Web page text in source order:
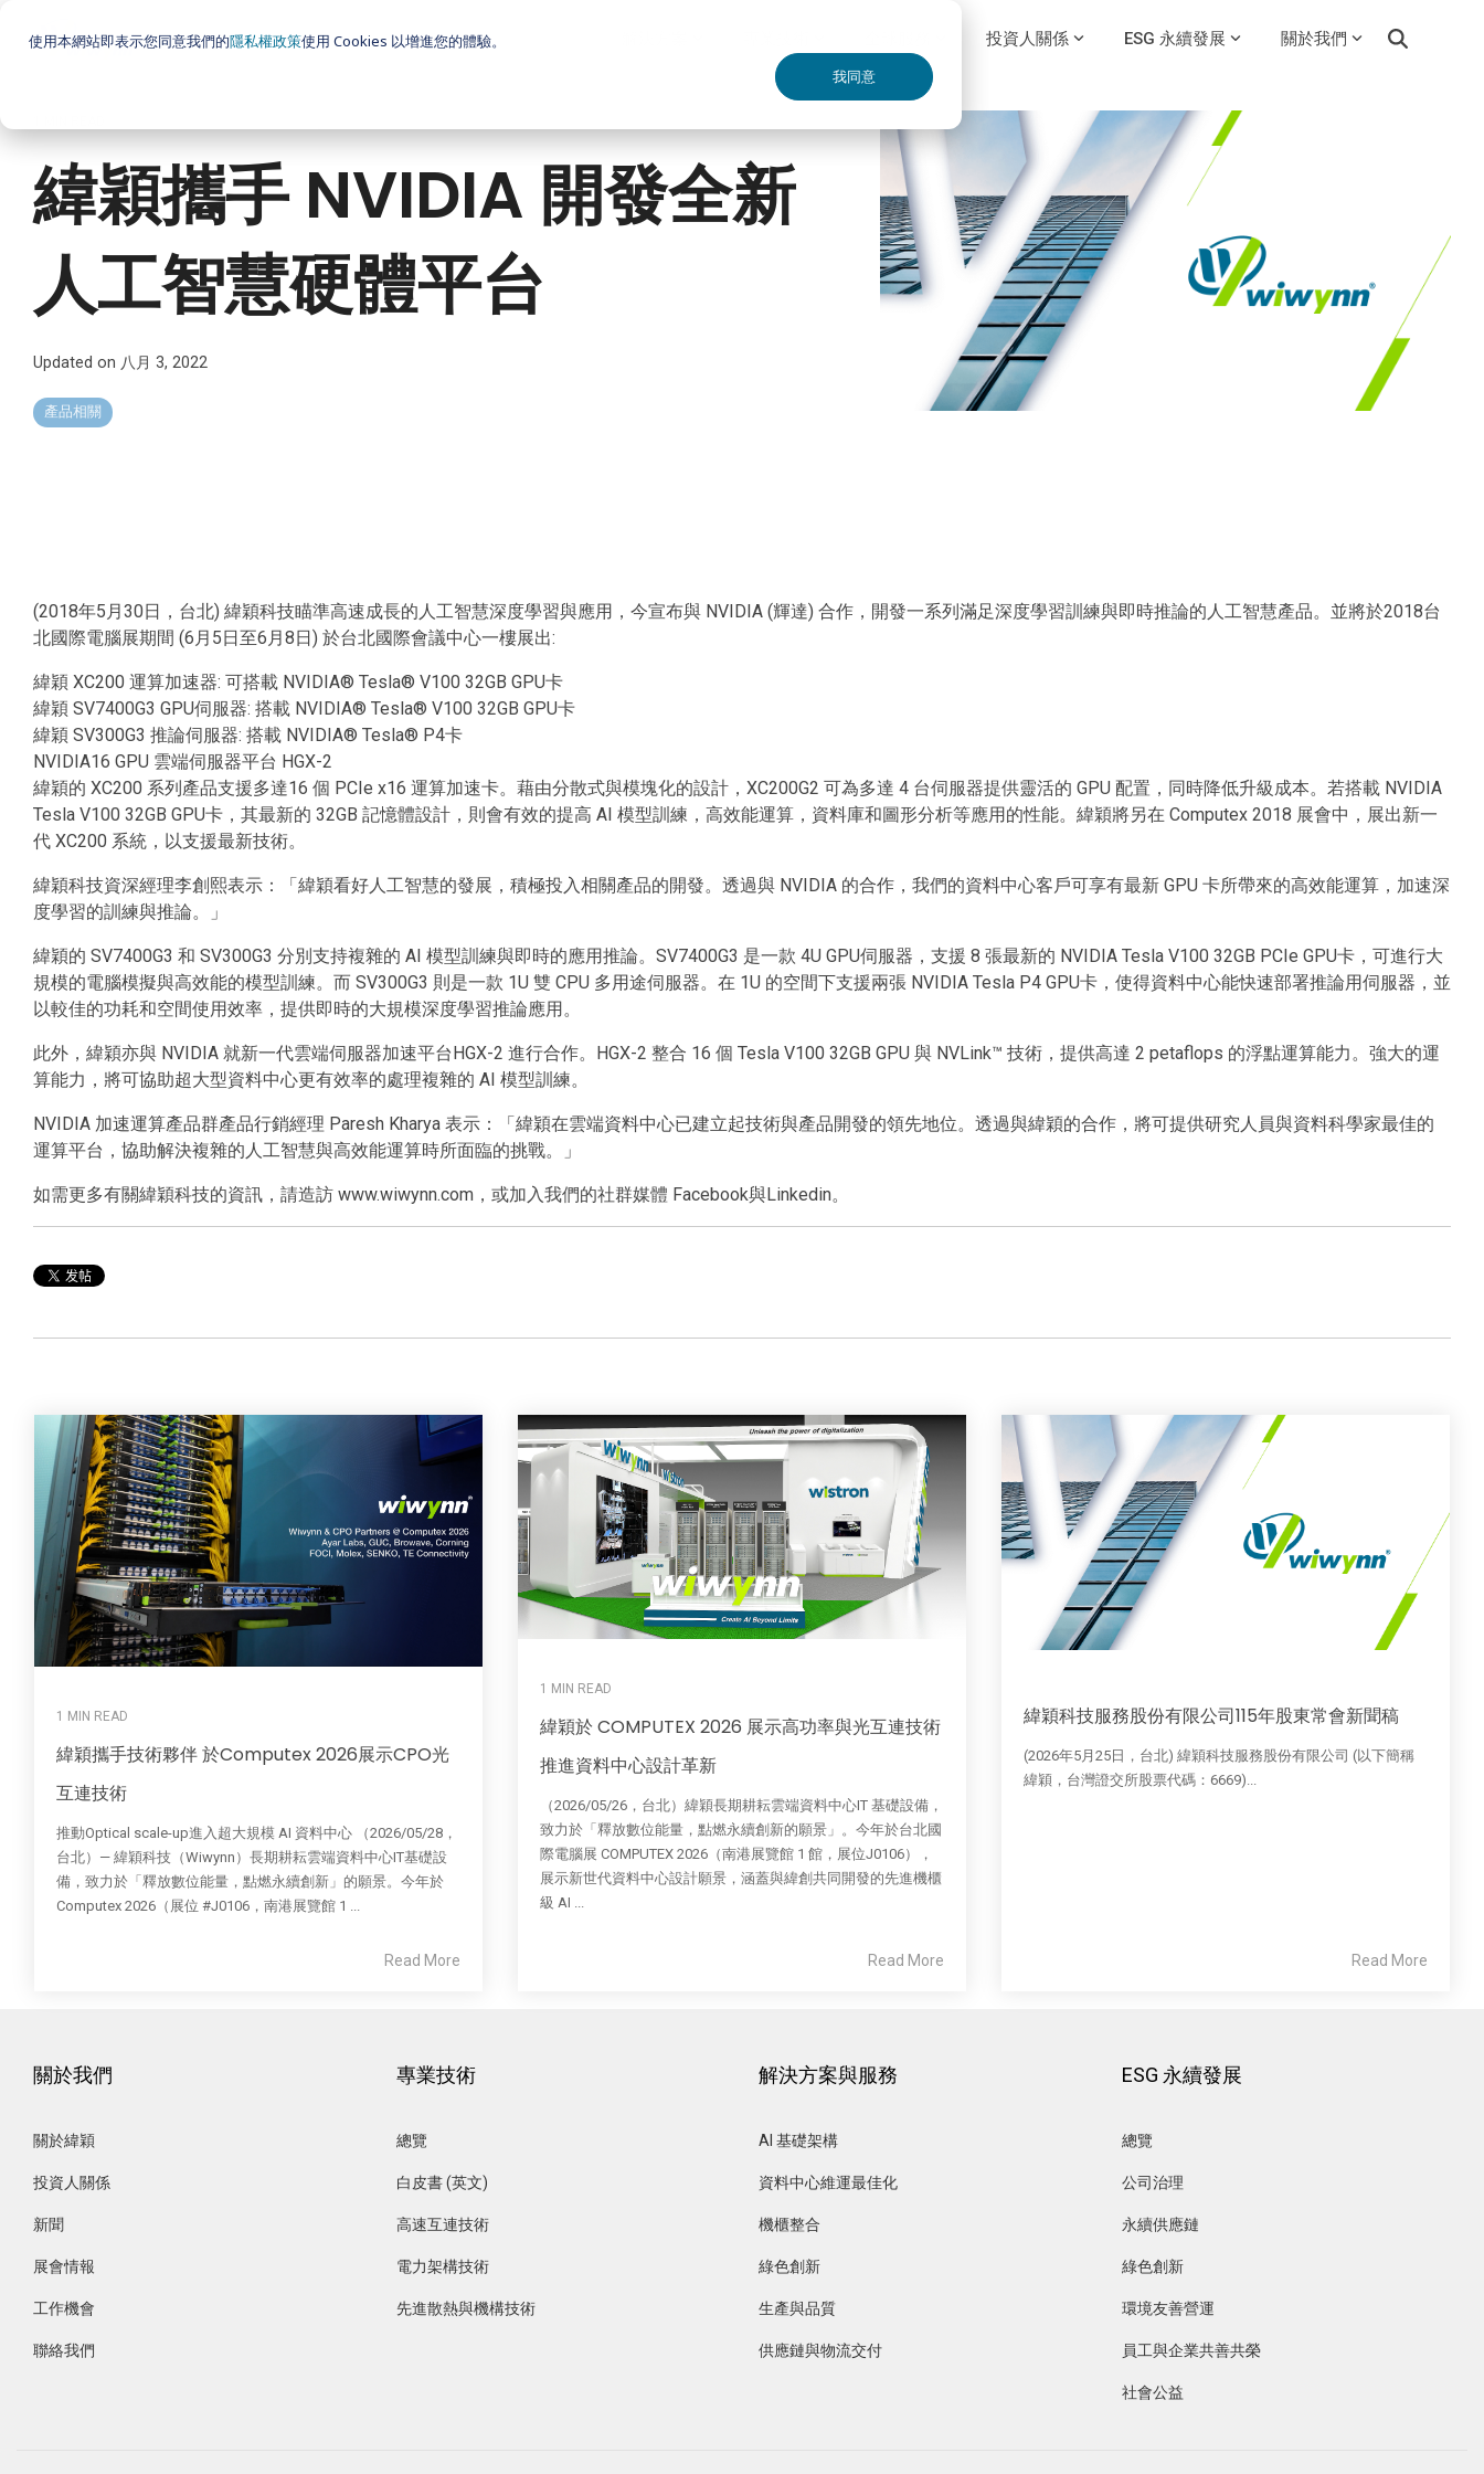
使用本網站即表示您同意我們的隱私權政策使用 Cookies 以增進您的體驗。
我同意
投資人關係 ESG 永續發展 關於我們
緯穎攜手 NVIDIA 開發全新
人工智慧硬體平台
Updated on 八月 3, 2022
產品相關
(2018年5月30日，台北) 緯穎科技瞄準高速成長的人工智慧深度學習與應用，今宣布與 NVIDIA (輝達) 合作，開發一系列滿足深度學習訓練與即時推論的人工智慧產品。並將於2018台
北國際電腦展期間 (6月5日至6月8日) 於台北國際會議中心一樓展出:
緯穎 XC200 運算加速器: 可搭載 NVIDIA® Tesla® V100 32GB GPU卡
緯穎 SV7400G3 GPU伺服器: 搭載 NVIDIA® Tesla® V100 32GB GPU卡
緯穎 SV300G3 推論伺服器: 搭載 NVIDIA® Tesla® P4卡
NVIDIA16 GPU 雲端伺服器平台 HGX-2
緯穎的 XC200 系列產品支援多達16 個 PCIe x16 運算加速卡。藉由分散式與模塊化的設計，XC200G2 可為多達 4 台伺服器提供靈活的 GPU 配置，同時降低升級成本。若搭載 NVIDIA
Tesla V100 32GB GPU卡，其最新的 32GB 記憶體設計，則會有效的提高 AI 模型訓練，高效能運算，資料庫和圖形分析等應用的性能。緯穎將另在 Computex 2018 展會中，展出新一
代 XC200 系統，以支援最新技術。
緯穎科技資深經理李創熙表示：「緯穎看好人工智慧的發展，積極投入相關產品的開發。透過與 NVIDIA 的合作，我們的資料中心客戶可享有最新 GPU 卡所帶來的高效能運算，加速深
度學習的訓練與推論。」
緯穎的 SV7400G3 和 SV300G3 分別支持複雜的 AI 模型訓練與即時的應用推論。SV7400G3 是一款 4U GPU伺服器，支援 8 張最新的 NVIDIA Tesla V100 32GB PCIe GPU卡，可進行大
規模的電腦模擬與高效能的模型訓練。而 SV300G3 則是一款 1U 雙 CPU 多用途伺服器。在 1U 的空間下支援兩張 NVIDIA Tesla P4 GPU卡，使得資料中心能快速部署推論用伺服器，並
以較佳的功耗和空間使用效率，提供即時的大規模深度學習推論應用。
此外，緯穎亦與 NVIDIA 就新一代雲端伺服器加速平台HGX-2 進行合作。HGX-2 整合 16 個 Tesla V100 32GB GPU 與 NVLink™ 技術，提供高達 2 petaflops 的浮點運算能力。強大的運
算能力，將可協助超大型資料中心更有效率的處理複雜的 AI 模型訓練。
NVIDIA 加速運算產品群產品行銷經理 Paresh Kharya 表示：「緯穎在雲端資料中心已建立起技術與產品開發的領先地位。透過與緯穎的合作，將可提供研究人員與資料科學家最佳的
運算平台，協助解決複雜的人工智慧與高效能運算時所面臨的挑戰。」
如需更多有關緯穎科技的資訊，請造訪 www.wiwynn.com，或加入我們的社群媒體 Facebook與Linkedin。
1 MIN READ
緯穎攜手技術夥伴 於Computex 2026展示CPO光
互連技術
推動Optical scale-up進入超大規模 AI 資料中心 （2026/05/28，
台北）— 緯穎科技（Wiwynn）長期耕耘雲端資料中心IT基礎設
備，致力於「釋放數位能量，點燃永續創新」的願景。今年於
Computex 2026（展位 #J0106，南港展覽館 1 ...
Read More
1 MIN READ
緯穎於 COMPUTEX 2026 展示高功率與光互連技術
推進資料中心設計革新
（2026/05/26，台北）緯穎長期耕耘雲端資料中心IT 基礎設備，
致力於「釋放數位能量，點燃永續創新的願景」。今年於台北國
際電腦展 COMPUTEX 2026（南港展覽館 1 館，展位J0106），
展示新世代資料中心設計願景，涵蓋與緯創共同開發的先進機櫃
級 AI ...
Read More
緯穎科技服務股份有限公司115年股東常會新聞稿
(2026年5月25日，台北) 緯穎科技服務股份有限公司 (以下簡稱
緯穎，台灣證交所股票代碼：6669)...
Read More
關於我們
關於緯穎
投資人關係
新聞
展會情報
工作機會
聯絡我們
專業技術
總覽
白皮書 (英文)
高速互連技術
電力架構技術
先進散熱與機構技術
解決方案與服務
AI 基礎架構
資料中心維運最佳化
機櫃整合
綠色創新
生產與品質
供應鏈與物流交付
ESG 永續發展
總覽
公司治理
永續供應鏈
綠色創新
環境友善營運
員工與企業共善共榮
社會公益